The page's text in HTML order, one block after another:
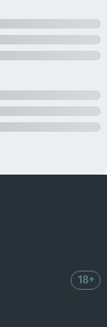
18+